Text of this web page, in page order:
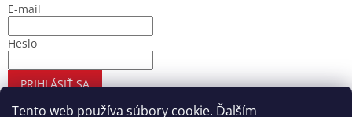
Tento web používa súbory cookie. Ďalším
E-mail
Heslo
PRIHLÁSIŤ SA
Nová registrácia Zabudnuté heslo